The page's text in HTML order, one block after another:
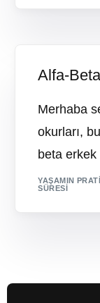
Alfa-
Merhaba
okurları,
beta
YAŞAMIN
SÜRESI